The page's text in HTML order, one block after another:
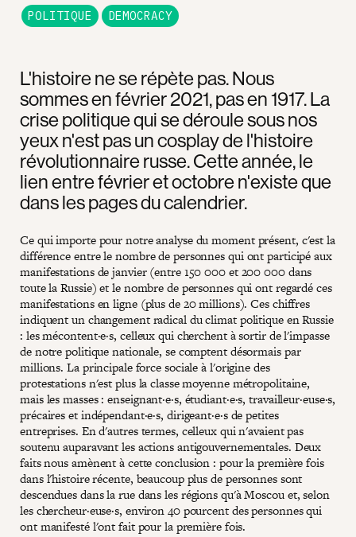
L'histoire ne se répète pas. Nous
sommes en février 2021, pas en 1917. La
crise politique qui se déroule sous nos
yeux n'est pas un cosplay de l'histoire
révolutionnaire russe. Cette année, le
lien entre février et octobre n'existe que
dans les pages du calendrier.
Ce qui importe pour notre analyse du moment présent, c'est la
différence entre le nombre de personnes qui ont participé aux
manifestations de janvier (entre 150 000 et 200 000 dans
toute la Russie) et le nombre de personnes qui ont regardé ces
manifestations en ligne (plus de 20 millions). Ces chiffres
indiquent un changement radical du climat politique en Russie
: les mécontent·e·s, celleux qui cherchent à sortir de l'impasse
de notre politique nationale, se comptent désormais par
millions. La principale force sociale à l'origine des
protestations n'est plus la classe moyenne métropolitaine,
mais les masses : enseignant·e·s, étudiant·e·s, travailleur·euse·s,
précaires et indépendant·e·s, dirigeant·e·s de petites
entreprises. En d'autres termes, celleux qui n'avaient pas
soutenu auparavant les actions antigouvernementales. Deux
faits nous amènent à cette conclusion : pour la première fois
dans l'histoire récente, beaucoup plus de personnes sont
descendues dans la rue dans les régions qu'à Moscou et, selon
les chercheur·euse·s, environ 40 pourcent des personnes qui
ont manifesté l'ont fait pour la première fois.
POLITIQUE DEMOCRACY